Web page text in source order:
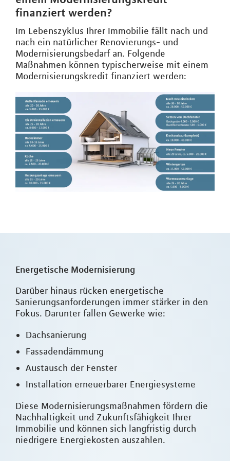
finanziert werden?
Im Lebenszyklus Ihrer Immobilie fällt nach und
nach ein natürlicher Renovierungs- und
Modernisierungsbedarf an. Folgende
Maßnahmen können typischerweise mit einem
Modernisierungskredit finanziert werden:
Energetische Modernisierung
Darüber hinaus rücken energetische
Sanierungsanforderungen immer stärker in den
Fokus. Darunter fallen Gewerke wie:
Dachsanierung
Fassadendämmung
Austausch der Fenster
Installation erneuerbarer Energiesysteme
Diese Modernisierungsmaßnahmen fördern die
Nachhaltigkeit und Zukunftsfähigkeit Ihrer
Immobilie und können sich langfristig durch
niedrigere Energiekosten auszahlen.